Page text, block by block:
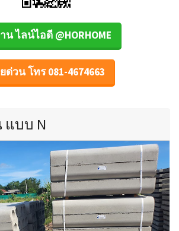
น ไลน์ไอดี @HORHOME
ด่วน โทร 081-4674663
บบ N